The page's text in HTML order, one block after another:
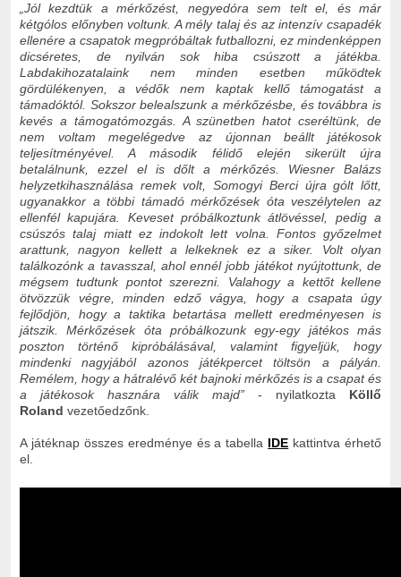
„Jól kezdtük a mérkőzést, negyedóra sem telt el, és már
kétgólos előnyben voltunk. A mély talaj és az intenzív csapadék
ellenére a csapatok megpróbáltak futballozni, ez mindenképpen
dicséretes, de nyilván sok hiba csúszott a játékba.
Labdakihozatalaink nem minden esetben működtek
gördülékenyen, a védők nem kaptak kellő támogatást a
támadóktól. Sokszor belealszunk a mérkőzésbe, és továbbra is
kevés a támogatómozgás. A szünetben hatot cseréltünk, de
nem voltam megelégedve az újonnan beállt játékosok
teljesítményével. A második félidő elején sikerült újra
betalálnunk, ezzel el is dőlt a mérkőzés. Wiesner Balázs
helyzetkihasználása remek volt, Somogyi Berci újra gólt lőtt,
ugyanakkor a többi támadó mérkőzések óta veszélytelen az
ellenfél kapujára. Keveset próbálkoztunk átlövéssel, pedig a
csúszós talaj miatt ez indokolt lett volna. Fontos győzelmet
arattunk, nagyon kellett a lelkeknek ez a siker. Volt olyan
találkozónk a tavasszal, ahol ennél jobb játékot nyújtottunk, de
mégsem tudtunk pontot szerezni. Valahogy a kettőt kellene
ötvözzük végre, minden edző vágya, hogy a csapata úgy
fejlődjön, hogy a taktika betartása mellett eredményesen is
játszik. Mérkőzések óta próbálkozunk egy-egy játékos más
poszton történő kipróbálásával, valamint figyeljük, hogy
mindenki nagyjából azonos játékpercet töltsön a pályán.
Remélem, hogy a hátralévő két bajnoki mérkőzés is a csapat és
a játékosok hasznára válik majd” - nyilatkozta Köllő
Roland vezetőedzőnk.
A játéknap összes eredménye és a tabella IDE kattintva érhető
el.